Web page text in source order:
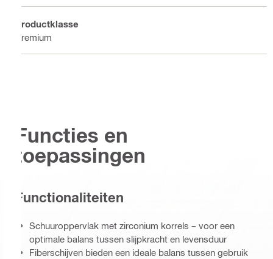
Productklasse
Premium
Functies en
toepassingen
Functionaliteiten
Schuuroppervlak met zirconium korrels – voor een
optimale balans tussen slijpkracht en levensduur
Fiberschijven bieden een ideale balans tussen gebruik